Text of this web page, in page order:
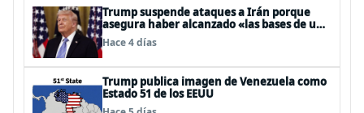
Trump suspende ataques a Irán porque
asegura haber alcanzado «las bases de un
acuerdo»
Hace 4 días
Trump publica imagen de Venezuela como
Estado 51 de los EEUU